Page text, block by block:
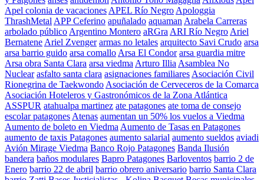
Apel colonia de vacaciones APEL Río Negro Apologgia
ThrashMetal APP Ceferino apuñalado aquaman Arabela Carreras
arbolado público Argentino Montero aRGra ARI Río Negro Ariel
Bernatene Ariel Zvenger armas no letales arquitecto Savi Crudo arsa
arsa barrio guido arsa comallo Arsa El Condor arsa guardia mitre
Arsa obra Santa Clara arsa viedma Arturo Illia Asamblea No
Nuclear asfalto santa clara asignaciones familiares Asociación Civil
Rionegrina de Taekwondo Asociación de Cerveceros de la Comarca
Asociación Hoteleros y Gastronómicos de la Zona Atlántica
ASSPUR atahualpa martinez ate patagones ate toma de consejo
escolar patagones Atenas aumentan un 50% los vuelos a Viedma
Aumento de boleto en Viedma Aumento de Tasas en Patagones
aumento de taxis Patagones aumento salarial aumento sueldos aviadi
Avión Mirage Viedma Banco Rojo Patagones Banda Ilusión
bandera baños modulares Bapro Patagones Barloventos barrio 2 de
Enero barrio 22 de abril barrio obrero aniversario barrio Santa Clara